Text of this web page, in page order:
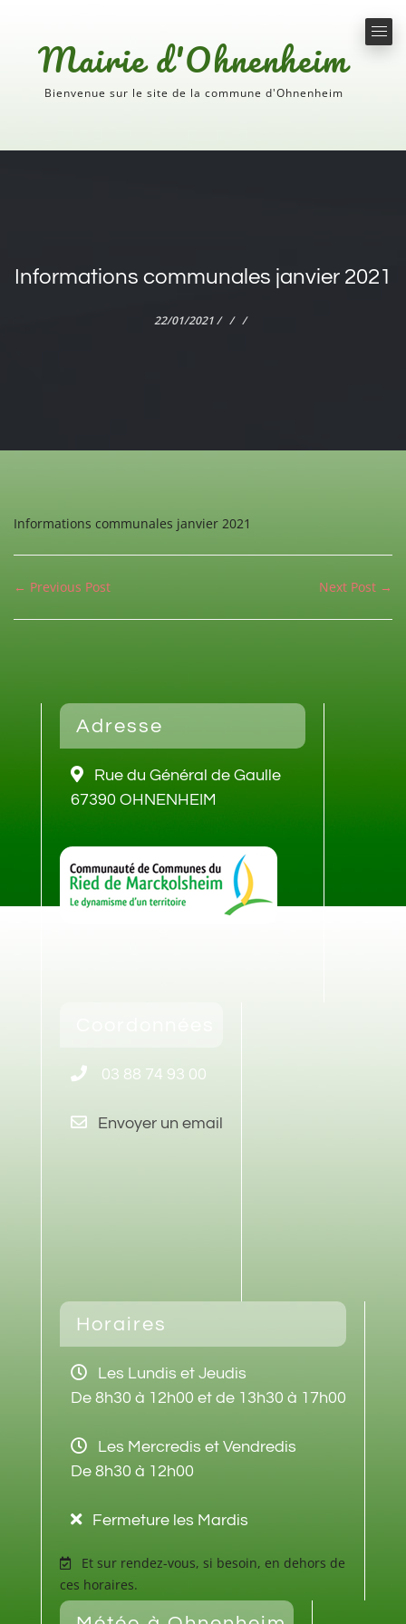
Mairie d'Ohnenheim
Bienvenue sur le site de la commune d'Ohnenheim
Informations communales janvier 2021
22/01/2021
Informations communales janvier 2021
← Previous Post Next Post →
Adresse
Rue du Général de Gaulle
67390 OHNENHEIM
03 88 74 93 00
Envoyer un email
Horaires
Les Lundis et Jeudis
De 8h30 à 12h00 et de 13h30 à 17h00
Les Mercredis et Vendredis
De 8h30 à 12h00
Fermeture les Mardis
Et sur rendez-vous, si besoin, en dehors de
ces horaires.